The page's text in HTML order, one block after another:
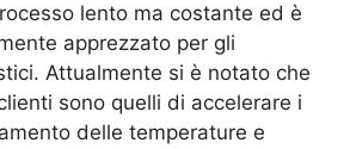
lento ma costante ed è
apprezzato per gli
Attualmente si è notato che
sono quelli di accelerare i
delle temperature e